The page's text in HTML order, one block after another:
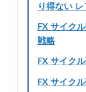
り得ない
FX サイク
戦略
FX サイク
FX サイク